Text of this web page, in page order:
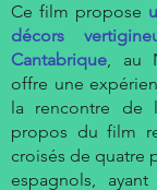
Ce film propose
décors
Cantabrique, au
offre une
la rencontre de
propos du film
croisés de quatre
espagnols,